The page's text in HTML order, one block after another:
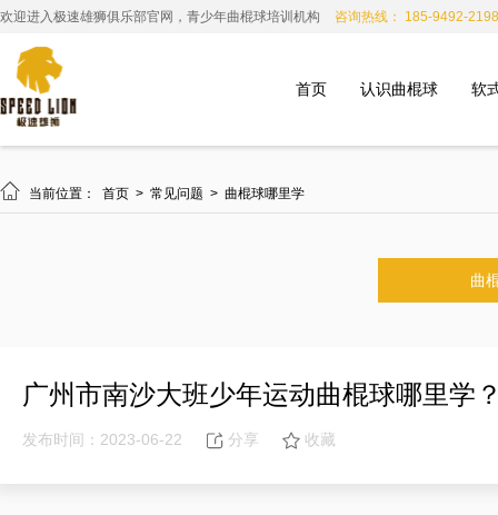
欢迎进入极速雄狮俱乐部官网，青少年曲棍球培训机构 咨询热线： 185-9492-2198
首页 认识曲棍球 软
 当前位置： 首页 > 常见问题 > 曲棍球哪里学
曲
广州市南沙大班少年运动曲棍球哪里学
发布时间：2023-06-22 分享 收藏